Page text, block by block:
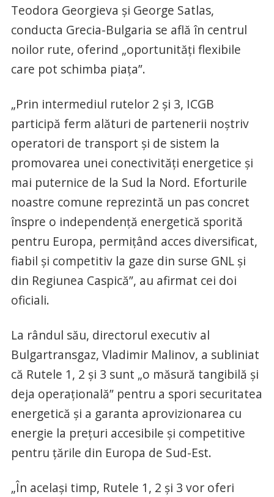
Teodora Georgieva şi George Satlas,
conducta Grecia-Bulgaria se află în centrul
noilor rute, oferind „oportunităţi flexibile
care pot schimba piaţa”.
„Prin intermediul rutelor 2 şi 3, ICGB
participă ferm alături de partenerii noştriv
operatori de transport şi de sistem la
promovarea unei conectivităţi energetice şi
mai puternice de la Sud la Nord. Eforturile
noastre comune reprezintă un pas concret
înspre o independenţă energetică sporită
pentru Europa, permiţând acces diversificat,
fiabil şi competitiv la gaze din surse GNL şi
din Regiunea Caspică”, au afirmat cei doi
oficiali.
La rândul său, directorul executiv al
Bulgartransgaz, Vladimir Malinov, a subliniat
că Rutele 1, 2 şi 3 sunt „o măsură tangibilă şi
deja operaţională” pentru a spori securitatea
energetică şi a garanta aprovizionarea cu
energie la preţuri accesibile şi competitive
pentru ţările din Europa de Sud-Est.
„În acelaşi timp, Rutele 1, 2 şi 3 vor oferi